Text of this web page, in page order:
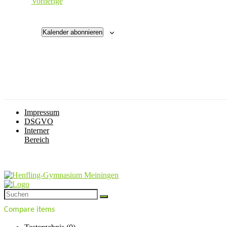
Kalender abonnieren
Impressum
DSGVO
Interner
Bereich
Compare items